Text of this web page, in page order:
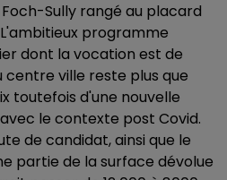
Sully rangé au placard
programme
dont la vocation est de
ville reste plus que
toutefois d'une nouvelle
le contexte post Covid.
de candidat, ainsi que le
partie de la surface dévolue